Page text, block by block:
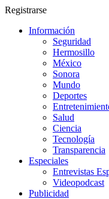
Registrarse
Información
Seguridad
Hermosillo
México
Sonora
Mundo
Deportes
Salud
Ciencia
Tecnología
Transparencia
Especiales
Entrevistas
Videopodcast
Publicidad